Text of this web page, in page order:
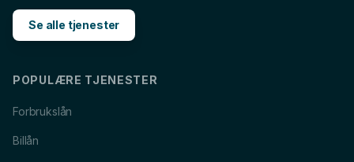
Se alle tjenester
POPULÆRE TJENESTER
Forbrukslån
Billån